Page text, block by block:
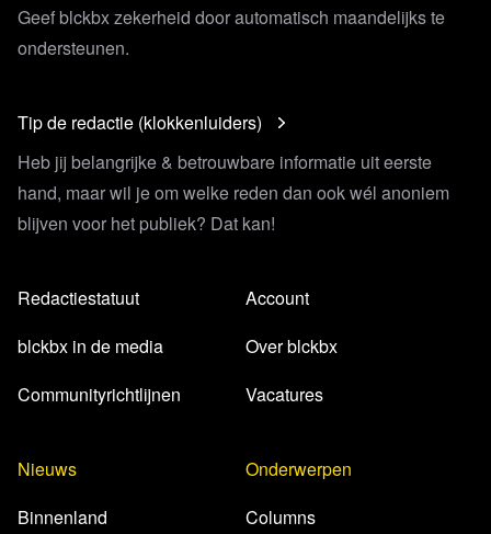
Geef blckbx zekerheid door automatisch maandelijks te
ondersteunen.
Tip de redactie (klokkenluiders)
Heb jij belangrijke & betrouwbare informatie uit eerste
hand, maar wil je om welke reden dan ook wél anoniem
blijven voor het publiek? Dat kan!
Redactiestatuut
blckbx in de media
Communityrichtlijnen
Account
Over blckbx
Vacatures
Nieuws
Binnenland
Onderwerpen
Columns